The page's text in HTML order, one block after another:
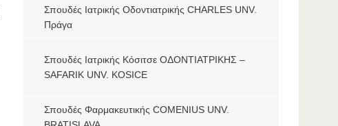
Σπουδές Ιατρικής Οδοντιατρικής CHARLES UNV.
Πράγα
Σπουδές Ιατρικής Κόσιτσε ΟΔΟΝΤΙΑΤΡΙΚΗΣ –
SAFARIK UNV. KOSICE
Σπουδές Φαρμακευτικής COMENIUS UNV.